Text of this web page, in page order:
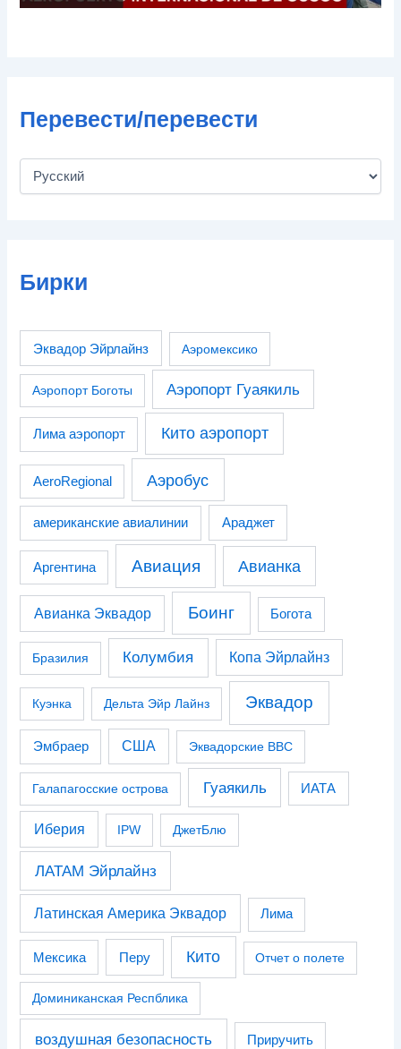
Перевести/перевести
Бирки
Эквадор Эйрлайнз Аэромексико
Аэропорт Боготы Аэропорт Гуаякиль
Лима аэропорт Кито аэропорт
AeroRegional Аэробус
американские авиалинии Араджет
Аргентина Авиация Авианка
Авианка Эквадор Боинг Богота
Бразилия Колумбия Копа Эйрлайнз
Куэнка Дельта Эйр Лайнз Эквадор
Эмбраер США Эквадорские ВВС
Галапагосские острова Гуаякиль ИАТА
Иберия IPW ДжетБлю
ЛАТАМ Эйрлайнз
Латинская Америка Эквадор Лима
Мексика Перу Кито Отчет о полете
Доминиканская Респблика
воздушная безопасность Приручить